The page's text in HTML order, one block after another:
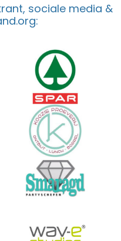
sociale media &